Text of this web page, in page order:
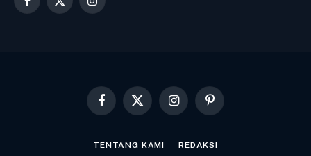
Facebook
X
Instagram
Facebook
X
InstagramPinterest
TENTANG KAMI REDAKSI